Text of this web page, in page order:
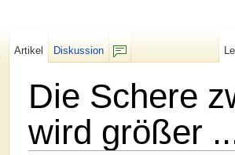
Die Schere
wird größer
Artikel
Diskussion